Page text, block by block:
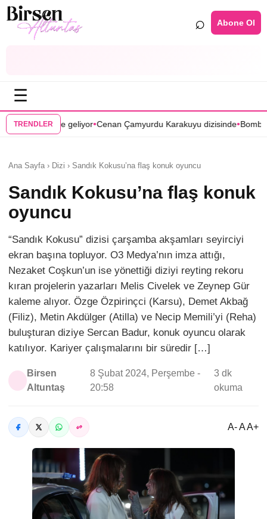
⌕ Abone Ol
☰
TRENDLER
Cenan Çamyurdu Karakuyu dizisinde•Bomba transfer! Caner
Ana Sayfa › Dizi › Sandık Kokusu’na flaş konuk oyuncu
Sandık Kokusu’na flaş konuk
oyuncu
“Sandık Kokusu” dizisi çarşamba akşamları seyirciyi
ekran başına topluyor. O3 Medya’nın imza attığı,
Nezaket Coşkun’un ise yönettiği diziyi reyting rekoru
kıran projelerin yazarları Melis Civelek ve Zeynep Gür
kaleme alıyor. Özge Özpirinçci (Karsu), Demet Akbağ
(Filiz), Metin Akdülger (Atilla) ve Necip Memili’yi (Reha)
buluşturan diziye Sercan Badur, konuk oyuncu olarak
katılıyor. Kariyer çalışmalarını bir süredir […]
Birsen
Altuntaş
8 Şubat 2024, Perşembe -
20:58
3 dk
okuma
A- A A+